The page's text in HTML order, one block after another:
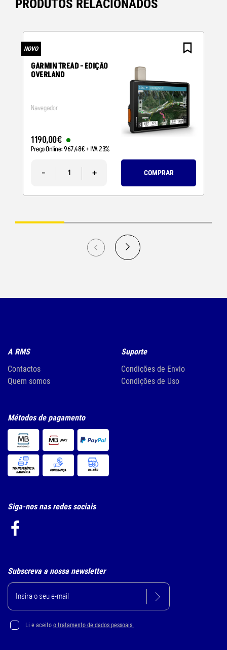
PRODUTOS RELACIONADOS
NOVO
GARMIN TREAD - EDIÇÃO
OVERLAND
Navegador
1190,00€
Preço Online:967,48€+ IVA 23%
- + COMPRAR
A RMS
Contactos
Quem somos
Suporte
Condições de Envio
Condições de Uso
Métodos de pagamento
Siga-nos nas redes sociais
Subscreva a nossa newsletter
Li e aceito o tratamento de dados pessoais.